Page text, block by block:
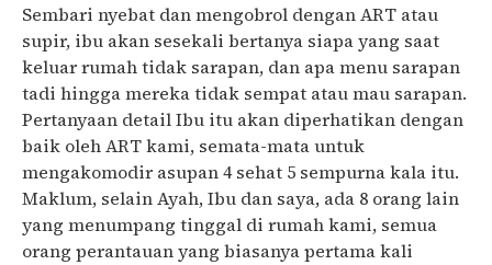
Sembari nyebat dan mengobrol dengan ART atau
supir, ibu akan sesekali bertanya siapa yang saat
keluar rumah tidak sarapan, dan apa menu sarapan
tadi hingga mereka tidak sempat atau mau sarapan.
Pertanyaan detail Ibu itu akan diperhatikan dengan
baik oleh ART kami, semata-mata untuk
mengakomodir asupan 4 sehat 5 sempurna kala itu.
Maklum, selain Ayah, Ibu dan saya, ada 8 orang lain
yang menumpang tinggal di rumah kami, semua
orang perantauan yang biasanya pertama kali